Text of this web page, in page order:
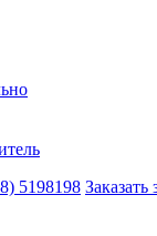
5198198 Заказать